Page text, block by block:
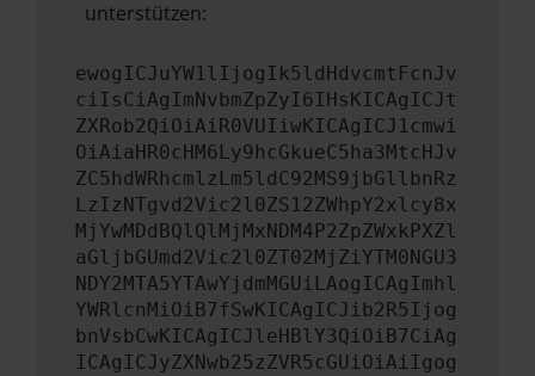
unterstützen:
ewogICJuYW1lIjogIk5ldHdvcmtFcnJv
ciIsCiAgImNvbmZpZyI6IHsKICAgICJt
ZXRob2QiOiAiR0VUIiwKICAgICJ1cmwi
OiAiaHR0cHM6Ly9hcGkueC5ha3MtcHJv
ZC5hdWRhcmlzLm5ldC92MS9jbGllbnRz
LzIzNTgvd2Vic2l0ZS12ZWhpY2xlcy8x
MjYwMDdBQlQlMjMxNDM4P2ZpZWxkPXZl
aGljbGUmd2Vic2l0ZT02MjZiYTM0NGU3
NDY2MTA5YTAwYjdmMGUiLAogICAgImhl
YWRlcnMiOiB7fSwKICAgICJib2R5Ijog
bnVsbCwKICAgICJleHBlY3QiOiB7CiAg
ICAgICJyZXNwb25zZVR5cGUiOiAiIgog